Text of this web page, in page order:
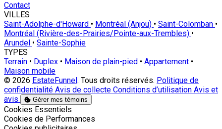
Contact
VILLES
Saint-Adolphe-d'Howard • Montréal (Anjou) • Saint-Colomban •
Montréal (Rivière-des-Prairies/Pointe-aux-Trembles) •
Arundel • Sainte-Sophie
TYPES
Terrain • Duplex • Maison de plain-pied • Appartement •
Maison mobile
© 2026 EstateFunnel . Tous droits réservés. Politique de
confidentialité Avis de collecte Conditions d’utilisation Avis et
avis
Gérer mes témoins
Activer
Cookies Essentiels
Activer
Cookies de Performances